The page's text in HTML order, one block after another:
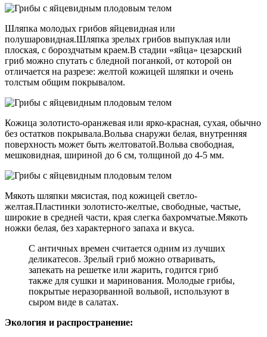
Шляпка молодых грибов яйцевидная или
полушаровидная.Шляпка зрелых грибов выпуклая или
плоская, с бороздчатым краем.В стадии «яйца» цезарский
гриб можно спутать с бледной поганкой, от которой он
отличается на разрезе: желтой кожицей шляпки и очень
толстым общим покрывалом.
Кожица золотисто-оранжевая или ярко-красная, сухая, обычно
без остатков покрывала.Вольва снаружи белая, внутренняя
поверхность может быть желтоватой.Вольва свободная,
мешковидная, шириной до 6 см, толщиной до 4-5 мм.
Мякоть шляпки мясистая, под кожицей светло-
желтая.Пластинки золотисто-желтые, свободные, частые,
широкие в средней части, края слегка бахромчатые.Мякоть
ножки белая, без характерного запаха и вкуса.
С античных времен считается одним из лучших
деликатесов. Зрелый гриб можно отваривать,
запекать на решетке или жарить, годится гриб
также для сушки и маринования. Молодые грибы,
покрытые неразорванной вольвой, используют в
сыром виде в салатах.
Экология и распространение: